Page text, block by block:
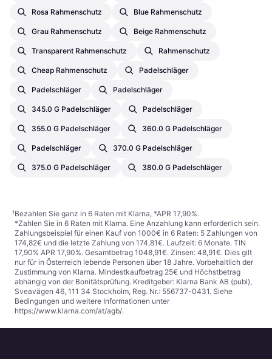
Rosa Rahmenschutz Blue Rahmenschutz
Grau Rahmenschutz Beige Rahmenschutz
Transparent Rahmenschutz Rahmenschutz
Cheap Rahmenschutz Padelschläger
Padelschläger Padelschläger
345.0 G Padelschläger Padelschläger
355.0 G Padelschläger 360.0 G Padelschläger
Padelschläger 370.0 G Padelschläger
375.0 G Padelschläger 380.0 G Padelschläger
¹Bezahlen Sie ganz in 6 Raten mit Klarna, *APR 17,90%.
*Zahlen Sie in 6 Raten mit Klarna. Eine Anzahlung kann erforderlich sein.
Zahlungsbeispiel für einen Kauf von 1000€ in 6 Raten: 5 Zahlungen von
174,82€ und die letzte Zahlung von 174,81€. Laufzeit: 6 Monate. TIN
17,90% APR 17,90%. Gesamtbetrag 1048,91€. Zinsen: 48,91€. Dies gilt
nur für in Österreich lebende Personen über 18 Jahre. Vorbehaltlich der
Zustimmung von Klarna. Mindestkaufbetrag 25€ und Höchstbetrag
abhängig von der Bonitätsprüfung. Kreditgeber: Klarna Bank AB (publ),
Sveavägen 46, 111 34 Stockholm, Reg. Nr.: 556737-0431. Siehe
Bedingungen und weitere Informationen unter
https://www.klarna.com/at/agb/.